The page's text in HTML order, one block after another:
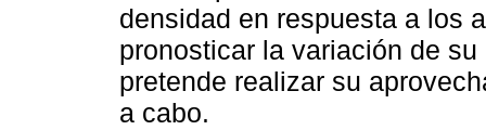
densidad en respuesta a los
pronosticar la variación de
pretende realizar su
a cabo.